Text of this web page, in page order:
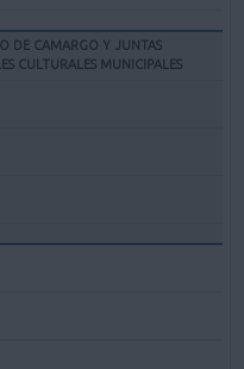
DE CAMARGO Y JUNTAS
CULTURALES MUNICIPALES